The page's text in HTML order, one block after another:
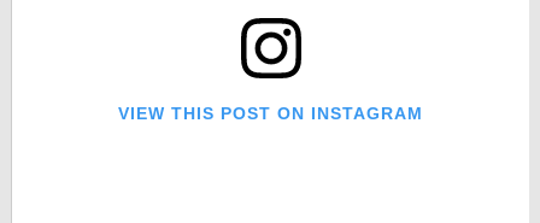
VIEW THIS POST ON INSTAGRAM